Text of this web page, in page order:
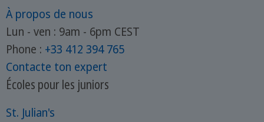
À propos de nous
Lun - ven : 9am - 6pm CEST
Phone : +33 412 394 765
Contacte ton expert
Écoles pour les juniors
St. Julian's